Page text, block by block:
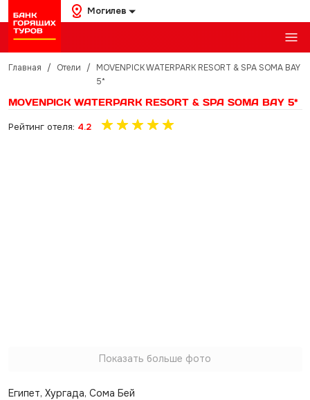
Могилев
Главная / Отели /
MOVENPICK WATERPARK RESORT & SPA SOMA BAY
5*
MOVENPICK WATERPARK RESORT & SPA SOMA BAY 5*
Рейтинг отеля: 4.2
Показать больше фото
Египет, Хургада, Сома Бей